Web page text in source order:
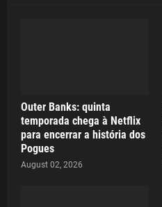
Outer Banks: quinta
temporada chega à Netflix
para encerrar a história dos
Pogues
August 02, 2026